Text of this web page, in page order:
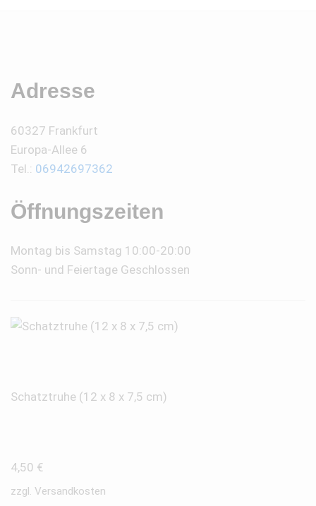
Adresse
60327 Frankfurt
Europa-Allee 6
Tel.: 06942697362
Öffnungszeiten
Montag bis Samstag 10:00-20:00
Sonn- und Feiertage Geschlossen
Schatztruhe (12 x 8 x 7,5 cm)
4,50 €
zzgl. Versandkosten